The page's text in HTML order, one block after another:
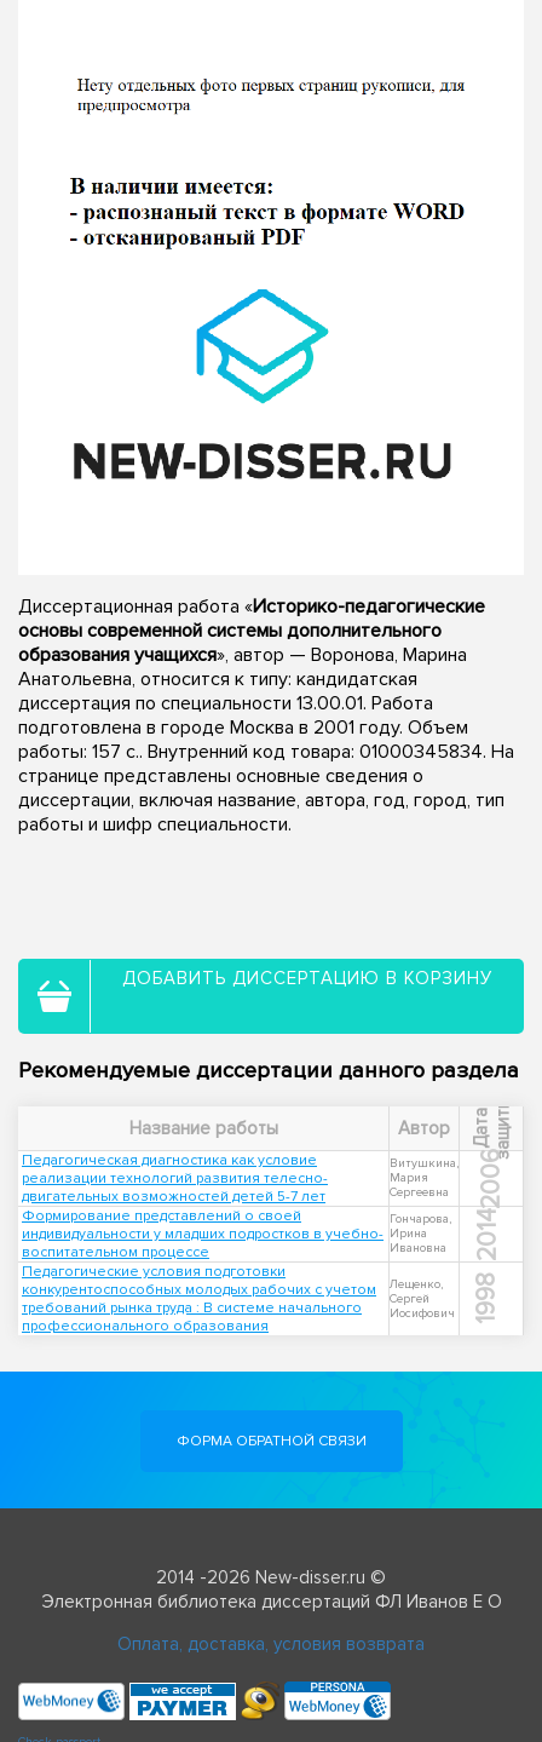
Диссертационная работа «Историко-педагогические
основы современной системы дополнительного
образования учащихся», автор — Воронова, Марина
Анатольевна, относится к типу: кандидатская
диссертация по специальности 13.00.01. Работа
подготовлена в городе Москва в 2001 году. Объем
работы: 157 с.. Внутренний код товара: 01000345834. На
странице представлены основные сведения о
диссертации, включая название, автора, год, город, тип
работы и шифр специальности.
ДОБАВИТЬ ДИССЕРТАЦИЮ В КОРЗИНУ
Рекомендуемые диссертации данного раздела
Название работы Автор Д
а
т
а
з
а
щ
и
т ы
Педагогическая диагностика как условие
реализации технологий развития телесно-
двигательных возможностей детей 5-7 лет
Витушкина,
Мария
Сергеевна
2006
Формирование представлений о своей
индивидуальности у младших подростков в учебно-
воспитательном процессе
Гончарова,
Ирина
Ивановна
2014
Педагогические условия подготовки
конкурентоспособных молодых рабочих с учетом
требований рынка труда : В системе начального
профессионального образования
Лещенко,
Сергей
Иосифович
1998
ФОРМА ОБРАТНОЙ СВЯЗИ
2014 -2026 New-disser.ru ©
Электронная библиотека диссертаций ФЛ Иванов Е О
Оплата, доставка, условия возврата